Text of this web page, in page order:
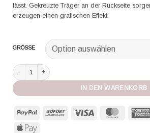
lässt. Gekreuzte Träger an der Rückseite
erzeugen einen grafischen Effekt.
GRÖSSE
Aubade Triangel BH Pure Vibration orange pulp
IN DEN WARENKORB
PayPal Sofort
Apple